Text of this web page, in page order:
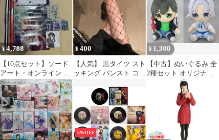
SPY×FAMILY(スパイフ
ァミリー) 完成品 可動
フィギュア バンダイス
ピリッツ
¥4,788
【10点セット】ソード
アート・オンライン ま
とめ売り タペストリー
やタンブラー等
¥400
【人気】 黒タイツ スト
ッキング パンスト コス
¥ 1,300
【中古】ぬいぐるみ 全
2種セット オリジナル
ぬいぐるみ～私服ver.～
vol.2 「甘神さんちの縁
5%OFF